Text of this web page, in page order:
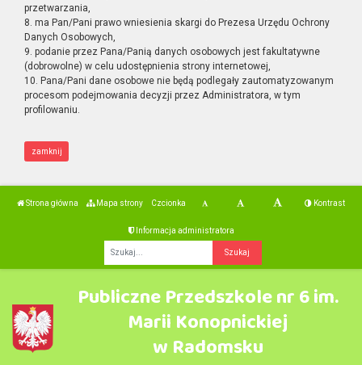
przetwarzania,
8. ma Pan/Pani prawo wniesienia skargi do Prezesa Urzędu Ochrony
Danych Osobowych,
9. podanie przez Pana/Panią danych osobowych jest fakultatywne
(dobrowolne) w celu udostępnienia strony internetowej,
10. Pana/Pani dane osobowe nie będą podlegały zautomatyzowanym
procesom podejmowania decyzji przez Administratora, w tym
profilowaniu.
zamknij
Strona główna Mapa strony Czcionka Kontrast
Informacja administratora
Publiczne Przedszkole nr 6 im.
Marii Konopnickiej
w Radomsku